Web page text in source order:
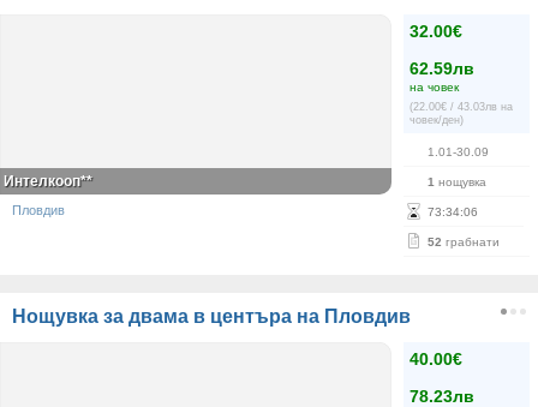
32.00€
62.59лв
на човек
(22.00€ / 43.03лв на
човек/ден)
1.01-30.09
1 нощувка
73:34:05
52 грабнати
Интелкооп**
Пловдив
Нощувка за двама в центъра на Пловдив
40.00€
78.23лв